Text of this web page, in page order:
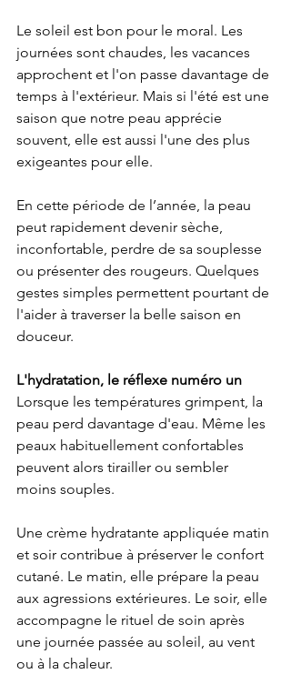
Le soleil est bon pour le moral. Les
journées sont chaudes, les vacances
approchent et l'on passe davantage de
temps à l'extérieur. Mais si l'été est une
saison que notre peau apprécie
souvent, elle est aussi l'une des plus
exigeantes pour elle.
En cette période de l’année, la peau
peut rapidement devenir sèche,
inconfortable, perdre de sa souplesse
ou présenter des rougeurs. Quelques
gestes simples permettent pourtant de
l'aider à traverser la belle saison en
douceur.
L'hydratation, le réflexe numéro un
Lorsque les températures grimpent, la
peau perd davantage d'eau. Même les
peaux habituellement confortables
peuvent alors tirailler ou sembler
moins souples.
Une crème hydratante appliquée matin
et soir contribue à préserver le confort
cutané. Le matin, elle prépare la peau
aux agressions extérieures. Le soir, elle
accompagne le rituel de soin après
une journée passée au soleil, au vent
ou à la chaleur.